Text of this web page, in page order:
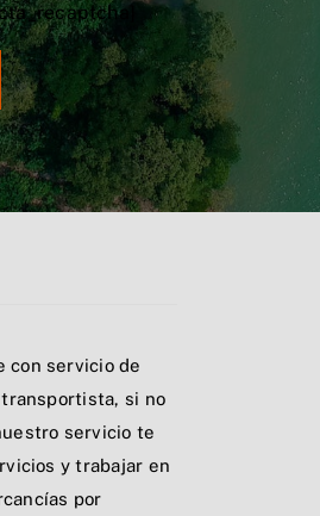
con servicio de
si no
servicio te
y trabajar en
por